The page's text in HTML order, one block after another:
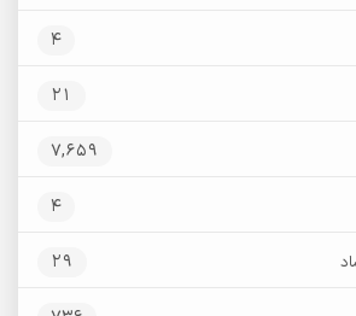
4
21
7,659
4
29